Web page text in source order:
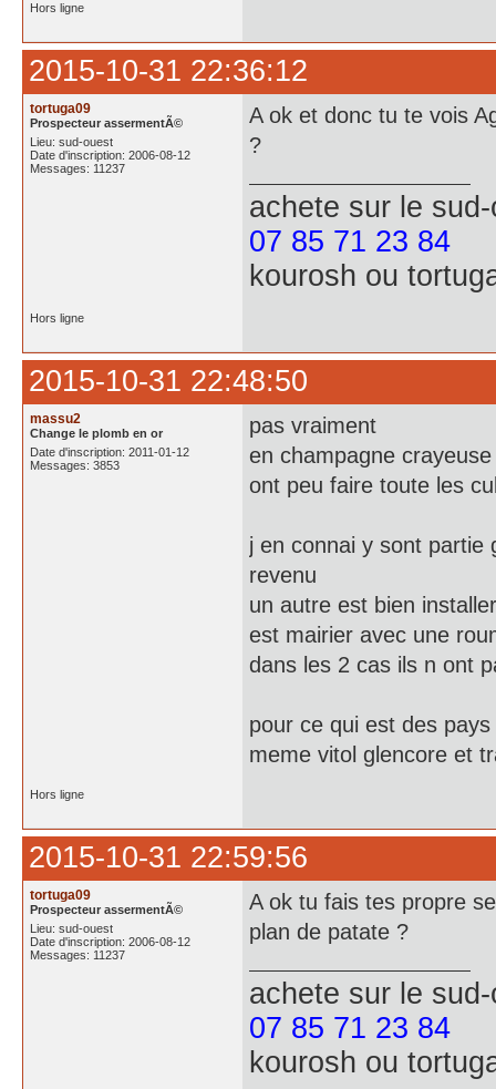
Hors ligne
2015-10-31 22:36:12
tortuga09
Prospecteur assermentÃ©
Lieu: sud-ouest
Date d'inscription: 2006-08-12
Messages: 11237
A ok et donc tu te vois
?
achete sur le
07 85 71 23 84
kourosh ou
Hors ligne
2015-10-31 22:48:50
massu2
Change le plomb en or
Date d'inscription: 2011-01-12
Messages: 3853
pas vraiment
en champagne
ont peu faire toute les
j en connai y sont
revenu
un autre est bien
est mairier avec une
dans les 2 cas ils n ont
pour ce qui est des
meme vitol glencore et
Hors ligne
2015-10-31 22:59:56
tortuga09
Prospecteur assermentÃ©
Lieu: sud-ouest
Date d'inscription: 2006-08-12
Messages: 11237
A ok tu fais tes propre
plan de patate ?
achete sur le
07 85 71 23 84
kourosh ou